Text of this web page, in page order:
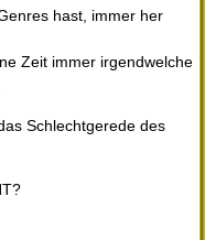
hast, immer her
Zeit immer irgendwelche
Schlechtgerede des